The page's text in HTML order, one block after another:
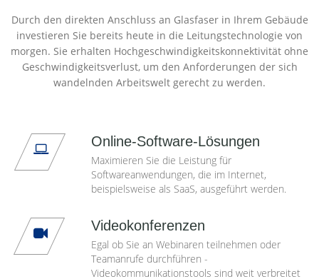
Durch den direkten Anschluss an Glasfaser in Ihrem Gebäude
investieren Sie bereits heute in die Leitungstechnologie von
morgen. Sie erhalten Hochgeschwindigkeitskonnektivität ohne
Geschwindigkeitsverlust, um den Anforderungen der sich
wandelnden Arbeitswelt gerecht zu werden.
Online-Software-Lösungen
Maximieren Sie die Leistung für
Softwareanwendungen, die im Internet,
beispielsweise als SaaS, ausgeführt werden.
Videokonferenzen
Egal ob Sie an Webinaren teilnehmen oder
Teamanrufe durchführen -
Videokommunikationstools sind weit verbreitet